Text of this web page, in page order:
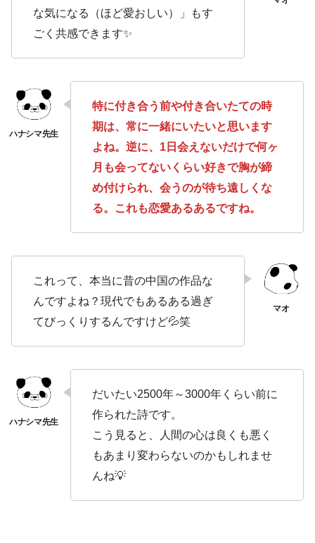
な気になる（ほど愛おしい）」もす
ごく共感できます✨
特に付き合う前や付き合いたての時
期は、常に一緒にいたいと思います
よね。逆に、1日会えないだけで何ヶ
月も会ってないくらい好きで胸が締
め付けられ、会うのが待ち遠しくな
る。これも恋愛あるあるですね。
これって、本当に昔の中国の作品な
んですよね？現代でもあるある過ぎ
てびっくりするんですけど💦笑
だいたい2500年～3000年くらい前に
作られた詩です。
こう見ると、人間の心は良くも悪く
もあまり変わらないのかもしれませ
んね💡